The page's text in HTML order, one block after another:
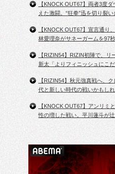
【KNOCK OUT67】両者3度
えた激闘。“狂拳”迅を切り裂
【KNOCK OUT67】宣言通り
林愛理奈がサネーガームを97
【RIZIN54】RIZIN初陣で、
新太「よりフィニッシュにこ
【RIZIN54】秋元強真戦へ、
代と新しい時代の戦いかもし
【KNOCK OUT67】アンリミ
性の増した戦い。平川蓮斗が